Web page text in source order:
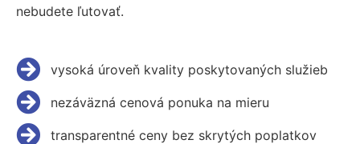
nebudete ľutovať.
vysoká úroveň kvality poskytovaných služieb
nezáväzná cenová ponuka na mieru
transparentné ceny bez skrytých poplatkov